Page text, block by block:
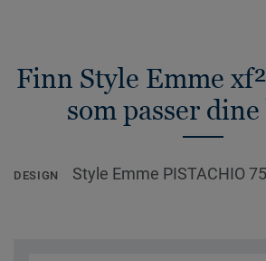
Finn Style Emme
som passer
DESIGN Style Emme PISTACHIO